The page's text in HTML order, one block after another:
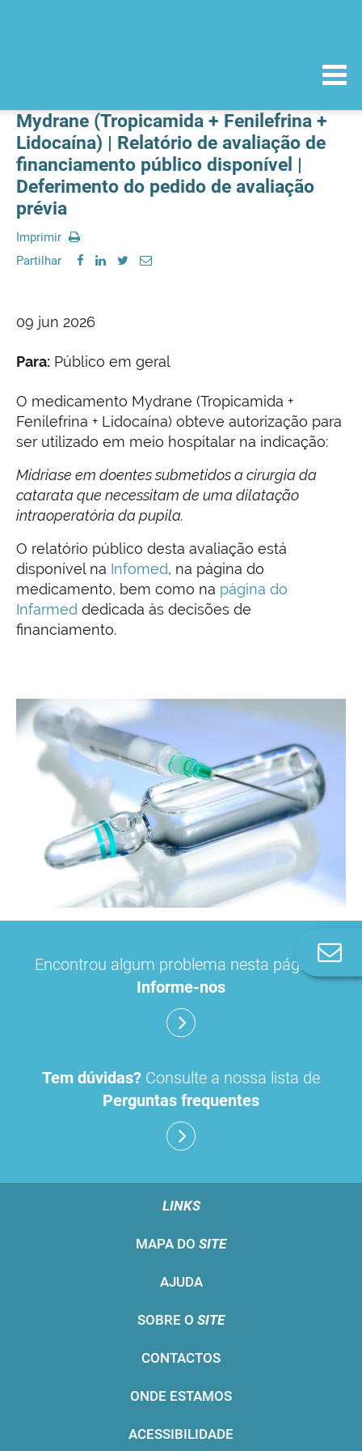
Mydrane (Tropicamida + Fenilefrina +
Lidocaína) | Relatório de avaliação de
financiamento público disponível |
Deferimento do pedido de avaliação
prévia
Imprimir
Partilhar
09 jun 2026
Para: Público em geral
O medicamento Mydrane (Tropicamida +
Fenilefrina + Lidocaína) obteve autorização para
ser utilizado em meio hospitalar na indicação:
Mídriase em doentes submetidos a cirurgia da
catarata que necessitam de uma dilatação
intraoperatória da pupila.
O relatório público desta avaliação está
disponível na Infomed, na página do
medicamento, bem como na página do
Infarmed dedicada às decisões de
financiamento.
Encontrou algum problema nesta página?
Informe-nos
Tem dúvidas? Consulte a nossa lista de
Perguntas frequentes
LINKS
MAPA DO SITE
AJUDA
SOBRE O SITE
CONTACTOS
ONDE ESTAMOS
ACESSIBILIDADE